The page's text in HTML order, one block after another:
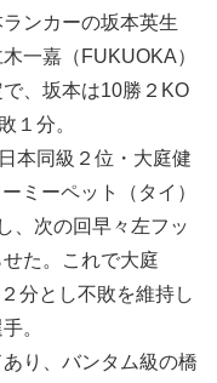
ンカーの坂本英生
一嘉（FUKUOKA）
、坂本は10勝２KO
１分。
本同級２位・大庭健
ミーペット（タイ）
、次の回早々左フッ
た。これで大庭
分とし不敗を維持し
。
り、バンタム級の橋